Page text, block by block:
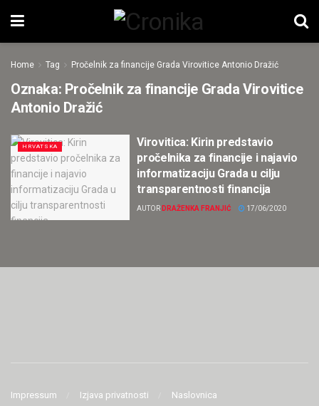
Home Tag Pročelnik za financije Grada Virovitice Antonio Dražić
Oznaka: Pročelnik za financije Grada Virovitice
Antonio Dražić
HRVATSKA
Virovitica: Kirin predstavio
pročelnika za financije i najavio
informatizaciju Grada u cilju
transparentnosti financija
AUTOR DRAŽENKA FRANJIĆ 17/06/2020
Impressum Izjava privatnosti Naslovnica